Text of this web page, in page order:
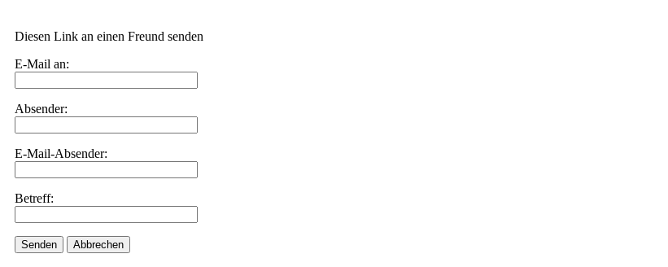
Diesen Link an einen Freund senden
E-Mail an:
Absender:
E-Mail-Absender:
Betreff:
Senden Abbrechen